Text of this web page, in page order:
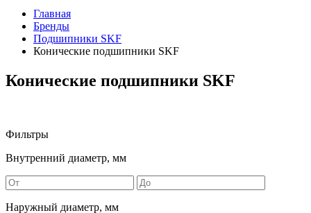
Главная
Бренды
Подшипники SKF
Конические подшипники SKF
Конические подшипники SKF
Фильтры
Внутренний диаметр, мм
Наружный диаметр, мм